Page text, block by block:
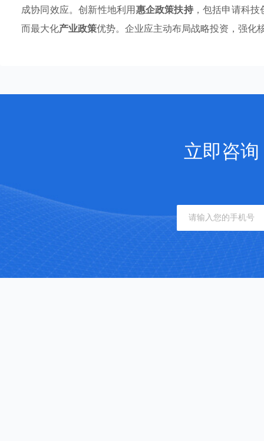
成协同效应。创新性地利用惠企政策扶持，包括申请科技
而最大化产业政策优势。企业应主动布局战略投资，强化
立即咨